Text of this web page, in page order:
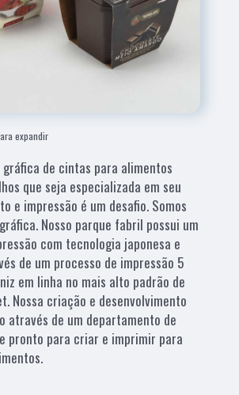
expandir
de cintas para alimentos
que seja especializada em seu
e impressão é um desafio. Somos
Nosso parque fabril possui um
com tecnologia japonesa e
de um processo de impressão 5
em linha no mais alto padrão de
Nossa criação e desenvolvimento
através de um departamento de
pronto para criar e imprimir para